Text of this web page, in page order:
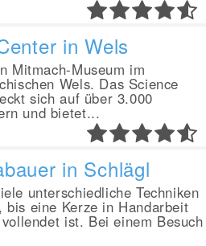
in Wels
Mitmach-Museum im
Wels. Das Science
sich auf über 3.000
und bietet...
in Schlägl
unterschiedliche Techniken
bis eine Kerze in Handarbeit
ist. Bei einem Besuch